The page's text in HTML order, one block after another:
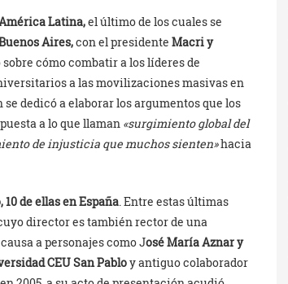
Latina,el último de los cuales se
Aires,con el presidente Macri y
cómo combatir a los líderes de
a las movilizaciones masivas en
dedicó a elaborar los argumentos que los
a lo que llaman «surgimiento global del
de injusticia que muchos sienten»hacia
de ellas en España . Entre estas últimas
director es también rector de una
a personajes como José María Aznar y
CEU San Pabloy antiguo colaborador